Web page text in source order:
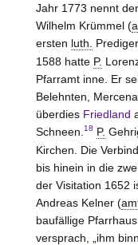
Jahr 1773 nennt
Wilhelm Krümmel (
ersten luth.
1588 hatte P.
Pfarramt inne. Er
Belehnten,
überdies Friedland
Schneen. 18 P.
Kirchen. Die
bis hinein in die
der Visitation 1652
Andreas Kelner (
baufällige
versprach, „ihm